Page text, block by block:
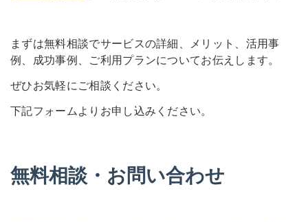
まずは無料相談でサービスの詳細、メリット、活用事
例、成功事例、ご利用プランについてお伝えします。
ぜひお気軽にご相談ください。
下記フォームよりお申し込みください。